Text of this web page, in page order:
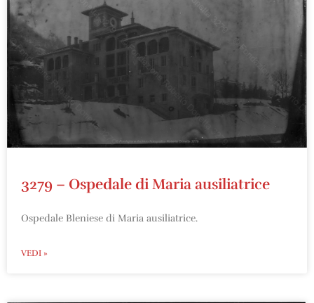
3279 – Ospedale di Maria ausiliatrice
Ospedale Bleniese di Maria ausiliatrice.
VEDI »